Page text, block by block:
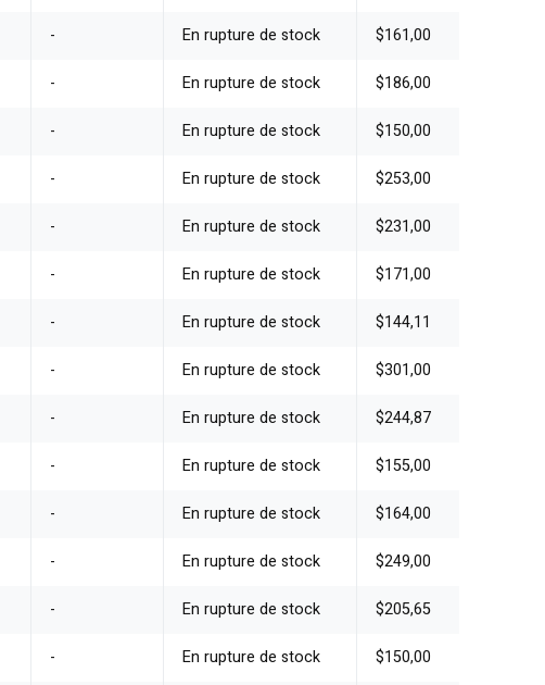
- En rupture de stock $161,00
- En rupture de stock $186,00
- En rupture de stock $150,00
- En rupture de stock $253,00
- En rupture de stock $231,00
- En rupture de stock $171,00
- En rupture de stock $144,11
- En rupture de stock $301,00
- En rupture de stock $244,87
- En rupture de stock $155,00
- En rupture de stock $164,00
- En rupture de stock $249,00
- En rupture de stock $205,65
- En rupture de stock $150,00